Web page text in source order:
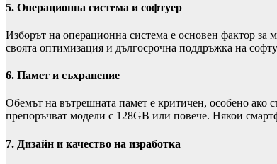
5. Операционна система и софтуер
Изборът на операционна система е основен фактор за
своята оптимизация и дългосрочна поддръжка на
6. Памет и съхранение
Обемът на вътрешната памет е критичен, особено ако
препоръчват модели с 128GB или повече. Някои
7. Дизайн и качество на изработка